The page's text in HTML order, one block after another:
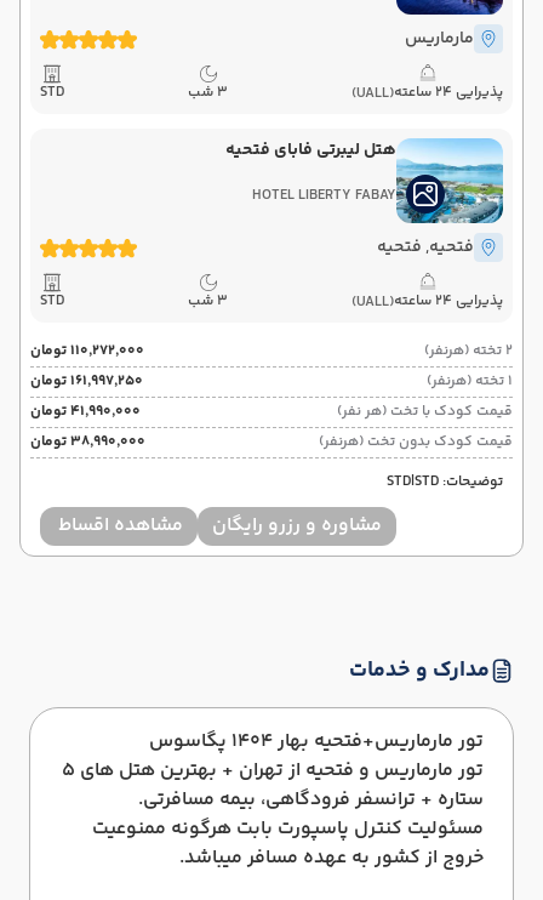
مارماریس
پذیرایی 24 ساعته (UALL) 3 شب STD
هتل لیبرتی فابای فتحیه
HOTEL LIBERTY FABAY
فتحیه, فتحیه
پذیرایی 24 ساعته (UALL) 3 شب STD
2 تخته (هرنفر)
۱۱۰٬۲۷۲٬۰۰۰ تومان
1 تخته (هرنفر)
۱۶۱٬۹۹۷٬۲۵۰ تومان
قیمت کودک با تخت (هر نفر)
۴۱٬۹۹۰٬۰۰۰ تومان
قیمت کودک بدون تخت (هرنفر)
۳۸٬۹۹۰٬۰۰۰ تومان
توضیحات: STD|STD
مشاوره و رزرو رایگان مشاهده اقساط
مدارک و خدمات
تور مارماریس+فتحیه بهار 1404 پگاسوس
تور مارماریس و فتحیه از تهران + بهترین هتل های 5
ستاره + ترانسفر فرودگاهی، بیمه مسافرتی.
مسئولیت کنترل پاسپورت بابت هرگونه ممنوعیت
خروج از کشور به عهده مسافر میباشد.